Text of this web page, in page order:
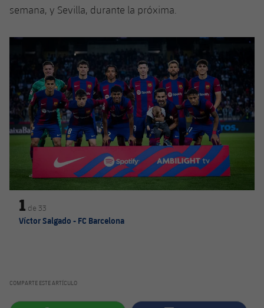
semana, y Sevilla, durante la próxima.
Siguiente
1 de 33
Víctor Salgado - FC Barcelona
COMPARTE ESTE ARTÍCULO